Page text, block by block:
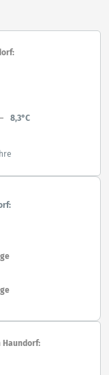
8,3°C
Haundorf: